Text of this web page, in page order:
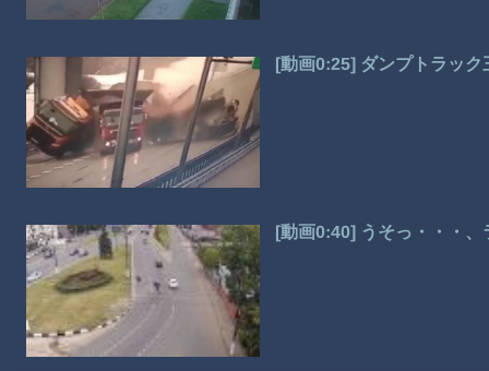
[動画0:25] ダンプトラッ
[動画0:40] うそっ・・・